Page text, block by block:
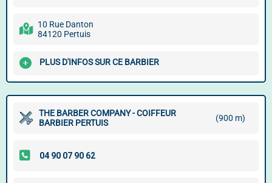
10 Rue Danton
84120 Pertuis
PLUS D'INFOS SUR CE BARBIER
THE BARBER COMPANY - COIFFEUR
BARBIER PERTUIS
(900 m)